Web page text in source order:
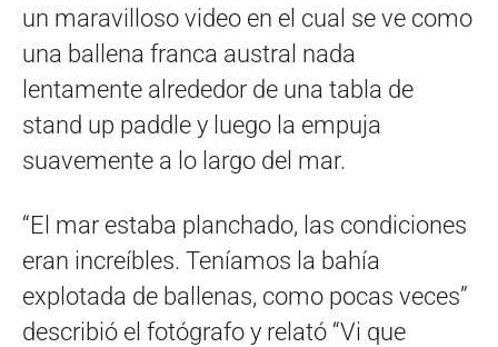
un maravilloso video en el cual se ve como
una ballena franca austral nada
lentamente alrededor de una tabla de
stand up paddle y luego la empuja
suavemente a lo largo del mar.
“El mar estaba planchado, las condiciones
eran increíbles. Teníamos la bahía
explotada de ballenas, como pocas veces”
describió el fotógrafo y relató “Vi que